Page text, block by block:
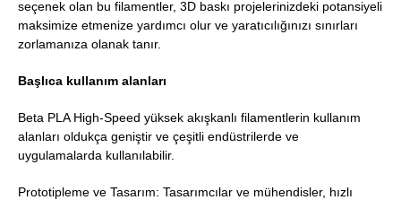
seçenek olan bu filamentler, 3D baskı projelerinizdeki potansiyeli
maksimize etmenize yardımcı olur ve yaratıcılığınızı sınırları
zorlamanıza olanak tanır.
Başlıca kullanım alanları
Beta PLA High-Speed yüksek akışkanlı filamentlerin kullanım
alanları oldukça geniştir ve çeşitli endüstrilerde ve
uygulamalarda kullanılabilir.
Prototipleme ve Tasarım: Tasarımcılar ve mühendisler, hızlı